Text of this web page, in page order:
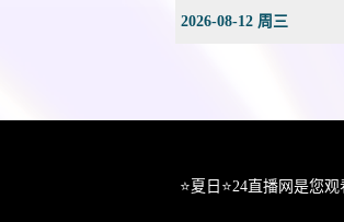
2026-08-12 周三
⭐️夏日⭐24直播网是您